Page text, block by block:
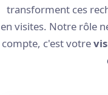
transforment ces
en visites. Notre rôle
compte, c'est votre